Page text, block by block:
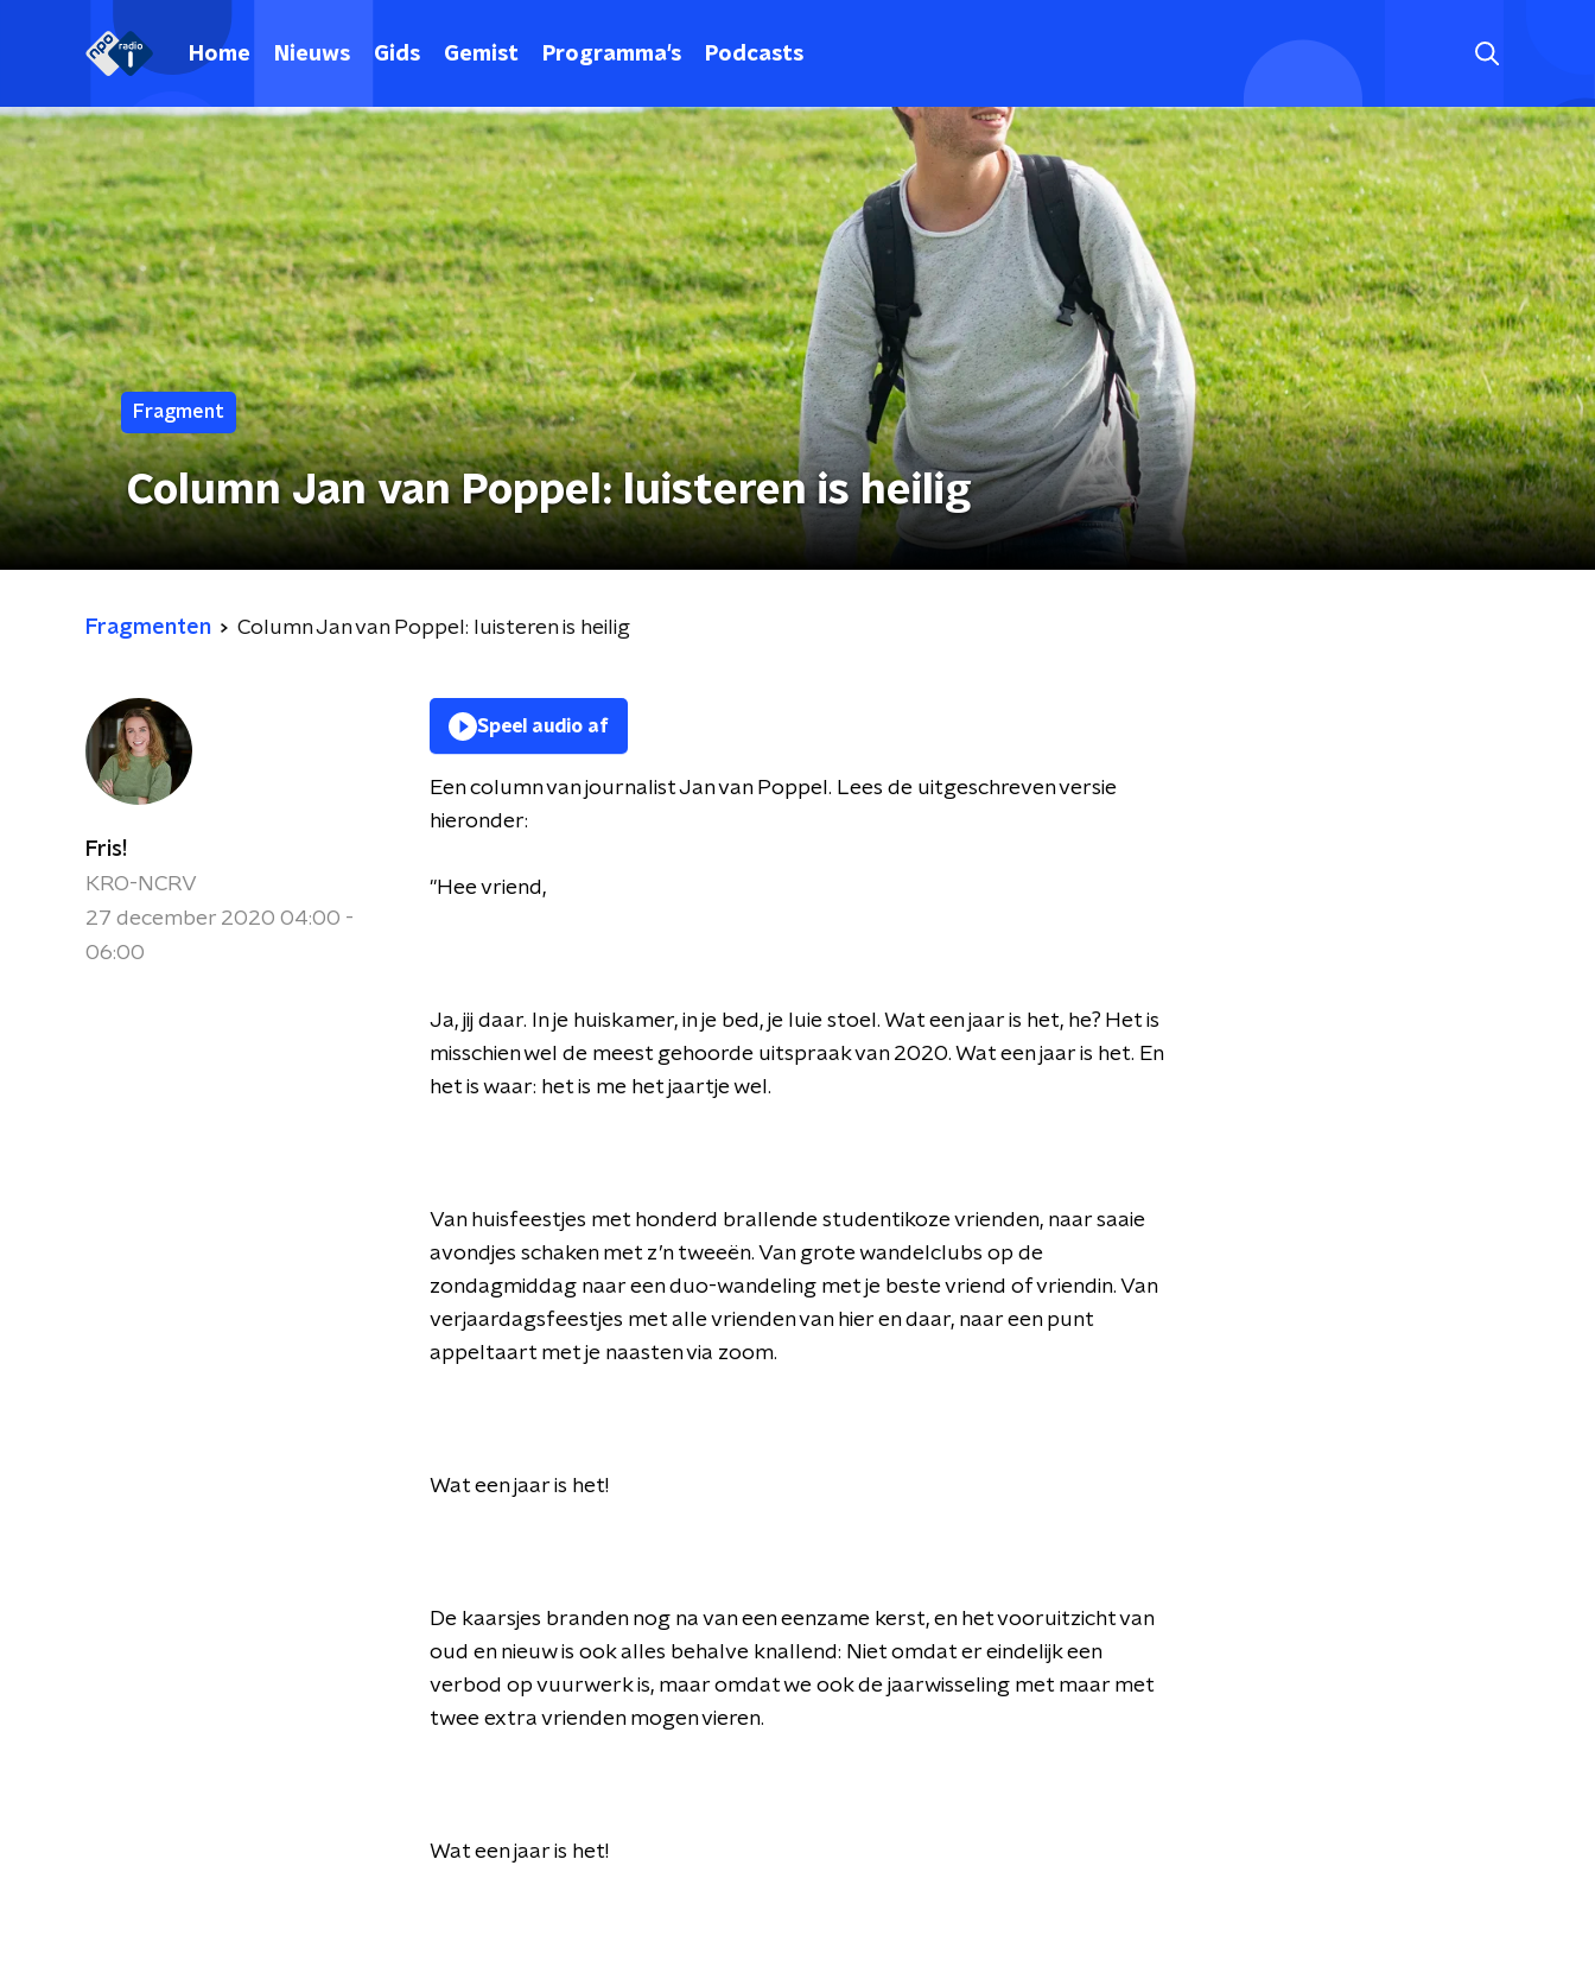
Home Nieuws Gids Gemist Programma's Podcasts
Fragment
Column Jan van Poppel: luisteren is heilig
Fragmenten Column Jan van Poppel: luisteren is heilig
Fris!
KRO-NCRV
27 december 2020 04:00 -
06:00
Speel audio af
Een column van journalist Jan van Poppel. Lees de uitgeschreven versie
hieronder:
"Hee vriend,
Ja, jij daar. In je huiskamer, in je bed, je luie stoel. Wat een jaar is het, he? Het is
misschien wel de meest gehoorde uitspraak van 2020. Wat een jaar is het. En
het is waar: het is me het jaartje wel.
Van huisfeestjes met honderd brallende studentikoze vrienden, naar saaie
avondjes schaken met z’n tweeën. Van grote wandelclubs op de
zondagmiddag naar een duo-wandeling met je beste vriend of vriendin. Van
verjaardagsfeestjes met alle vrienden van hier en daar, naar een punt
appeltaart met je naasten via zoom.
Wat een jaar is het!
De kaarsjes branden nog na van een eenzame kerst, en het vooruitzicht van
oud en nieuw is ook alles behalve knallend: Niet omdat er eindelijk een
verbod op vuurwerk is, maar omdat we ook de jaarwisseling met maar met
twee extra vrienden mogen vieren.
Wat een jaar is het!